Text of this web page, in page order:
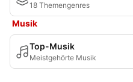
18 Themengenres
Musik
Top-Musik
Meistgehörte Musik